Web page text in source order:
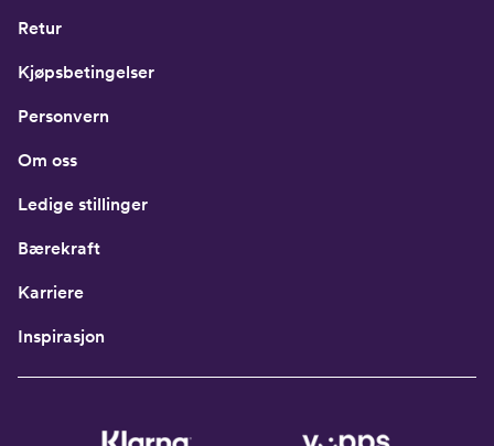
Retur
Kjøpsbetingelser
Personvern
Om oss
Ledige stillinger
Bærekraft
Karriere
Inspirasjon